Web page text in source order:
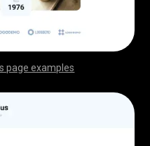
page examples
,,,,,,,,,,,,,,,,,,
,,,,,,,,,,,,,,,,,,
,,,,,,,,,,,,,,,,,,
,,,,,,,,,,,,,,,,,,
,,,,,,,,,,,,,,,,,,
,,,,,,,,,,,,,,,,,,
,,,,,,,,,,,,,,,,,,
,,,